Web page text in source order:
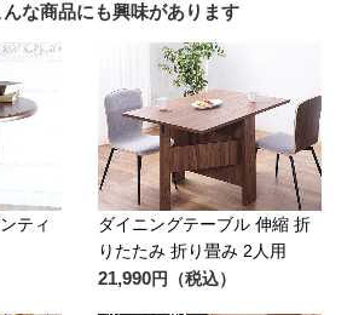
な商品にも興味があります
ティ
ダイニングテーブル 伸縮 折
りたたみ 折り畳み 2人用
21,990円（税込）